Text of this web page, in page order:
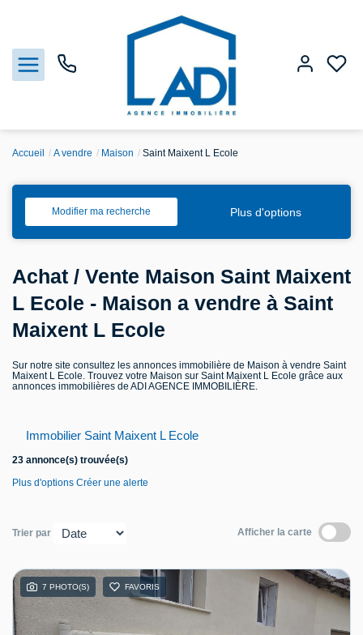
Vendre
Agences
Gestion
Contact
Accueil A vendre Maison Saint Maixent L Ecole
Modifier ma recherche Plus d'options
Achat / Vente Maison Saint Maixent
L Ecole - Maison a vendre à Saint
Maixent L Ecole
Sur notre site consultez les annonces immobilière de Maison à vendre Saint
Maixent L Ecole. Trouvez votre Maison sur Saint Maixent L Ecole grâce aux
annonces immobilières de ADI AGENCE IMMOBILIÈRE.
Immobilier Saint Maixent L Ecole
23 annonce(s) trouvée(s)
Plus d'options Créer une alerte
Trier par Afficher la carte
7 PHOTO(S) FAVORIS